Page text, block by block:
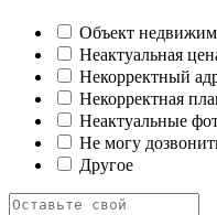
Объект
Неактуальная
Некорректный
Некорректная
Неактуальные
Не могу
Другое